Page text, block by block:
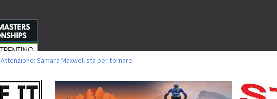
Attenzione: Samara Maxwell sta per tornare
Europei XCO: vittorie per Ghibaudo, Grossmann e Gallis. Signorelli 5^ la migliore tra gli italiani
35ª Marathon Bike della Brianza: l’ultima sfida agonistica di una leggendaria storia